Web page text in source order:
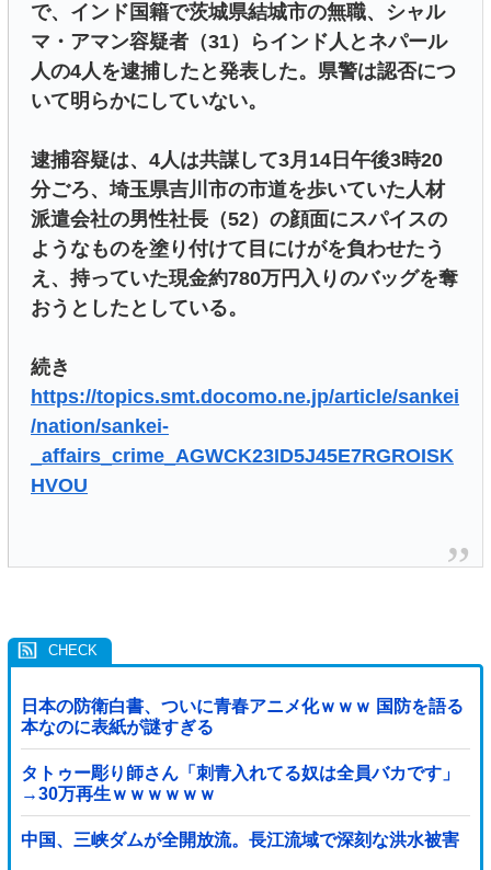
で、インド国籍で茨城県結城市の無職、シャル
マ・アマン容疑者（31）らインド人とネパール
人の4人を逮捕したと発表した。県警は認否につ
いて明らかにしていない。
逮捕容疑は、4人は共謀して3月14日午後3時20
分ごろ、埼玉県吉川市の市道を歩いていた人材
派遣会社の男性社長（52）の顔面にスパイスの
ようなものを塗り付けて目にけがを負わせたう
え、持っていた現金約780万円入りのバッグを奪
おうとしたとしている。
続き
https://topics.smt.docomo.ne.jp/article/sankei
/nation/sankei-
_affairs_crime_AGWCK23ID5J45E7RGROISK
HVOU
日本の防衛白書、ついに青春アニメ化ｗｗｗ 国防を語る
本なのに表紙が謎すぎる
タトゥー彫り師さん「刺青入れてる奴は全員バカです」
→30万再生ｗｗｗｗｗｗ
中国、三峡ダムが全開放流。長江流域で深刻な洪水被害